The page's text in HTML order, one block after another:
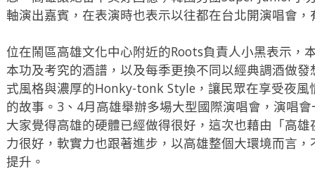
軸演出嘉賓，在表演時也表示以往都在台北開演唱會
位在鬧區高雄文化中心附近的Roots負責人小黑表示，
本功及考究的酒譜，以及每季更換不同以經典調酒做
式風格與濃厚的Honky-tonk Style，讓民眾在享受夜風
的故事。3、4月高雄舉辦多場大型國際演唱會，演唱
大家覺得高雄的硬體已經做得很好，這次也藉由「高
力很好，軟實力也跟著進步，以高雄整個大環境而言
提升。